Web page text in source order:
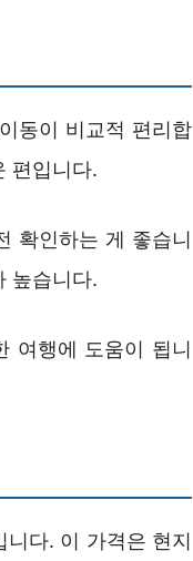
동이 비교적 편리합
편입니다.
확인하는 게 좋습니
높습니다.
여행에 도움이 됩니
다. 이 가격은 현지